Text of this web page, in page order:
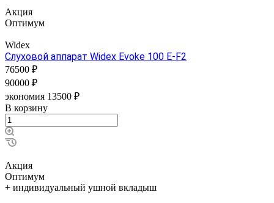
Акция
Оптимум
Widex
Слуховой аппарат Widex Evoke 100 E-F2
76500 ₽
90000 ₽
экономия 13500 ₽
В корзину
Акция
Оптимум
+ индивидуальный ушной вкладыш